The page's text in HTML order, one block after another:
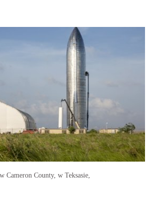
Cameron County, w Teksasie,